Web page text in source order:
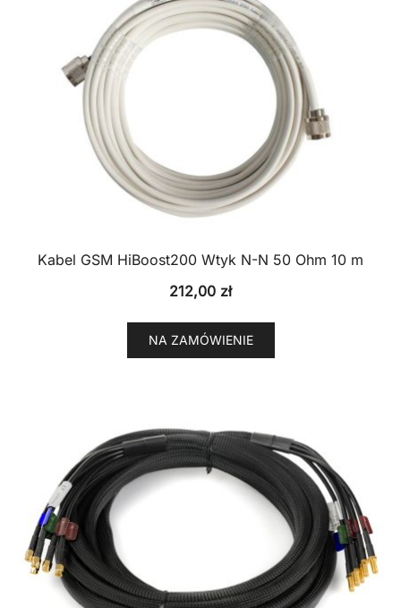
Kabel GSM HiBoost200 Wtyk N-N 50 Ohm 10 m
212,00 zł
NA ZAMÓWIENIE